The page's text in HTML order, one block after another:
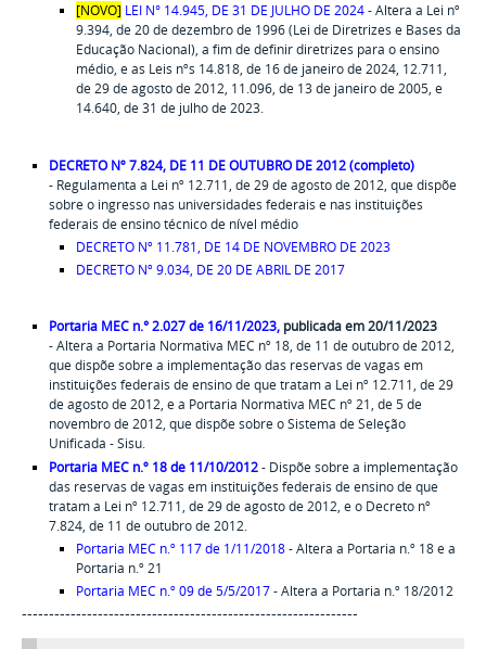
[NOVO] LEI N° 14.945, DE 31 DE JULHO DE 2024- Altera a Lei nº
9.394, de 20 de dezembro de 1996 (Lei de Diretrizes e Bases da
Educação Nacional), a fim de definir diretrizes para o ensino
médio, e as Leis nºs 14.818, de 16 de janeiro de 2024, 12.711,
de 29 de agosto de 2012, 11.096, de 13 de janeiro de 2005, e
14.640, de 31 de julho de 2023.
DECRETO Nº 7.824, DE 11 DE OUTUBRO DE 2012 (completo)
- Regulamenta a Lei nº 12.711, de 29 de agosto de 2012, que dispõe
sobre o ingresso nas universidades federais e nas instituições
federais de ensino técnico de nível médio
DECRETO Nº 11.781, DE 14 DE NOVEMBRO DE 2023
DECRETO Nº 9.034, DE 20 DE ABRIL DE 2017
Portaria MEC n.° 2.027 de 16/11/2023,publicada em 20/11/2023
- Altera a Portaria Normativa MEC nº 18, de 11 de outubro de 2012,
que dispõe sobre a implementação das reservas de vagas em
instituições federais de ensino de que tratam a Lei nº 12.711, de 29
de agosto de 2012, e a Portaria Normativa MEC nº 21, de 5 de
novembro de 2012, que dispõe sobre o Sistema de Seleção
Unificada - Sisu.
Portaria MEC n.º 18 de 11/10/2012- Dispõe sobre a implementação
das reservas de vagas em instituições federais de ensino de que
tratam a Lei nº 12.711, de 29 de agosto de 2012, e o Decreto nº
7.824, de 11 de outubro de 2012.
Portaria MEC n.º 117 de 1/11/2018- Altera a Portaria n.º 18 e a
Portaria n.º 21
Portaria MEC n.º 09 de 5/5/2017- Altera a Portaria n.º 18/2012
--------------------------------------------------------------